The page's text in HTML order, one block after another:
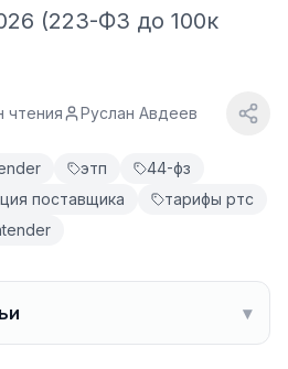
(223-ФЗ до 100к
чтения Руслан Авдеев
этп
44-фз
поставщика
тарифы ртс
▾